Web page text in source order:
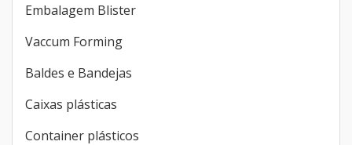
Embalagem Blister
Vaccum Forming
Baldes e Bandejas
Caixas plásticas
Container plásticos